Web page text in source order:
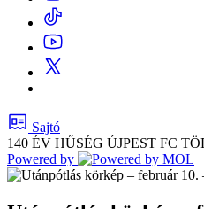
Sajtó
140 ÉV HŰSÉG ÚJPEST FC
Powered by